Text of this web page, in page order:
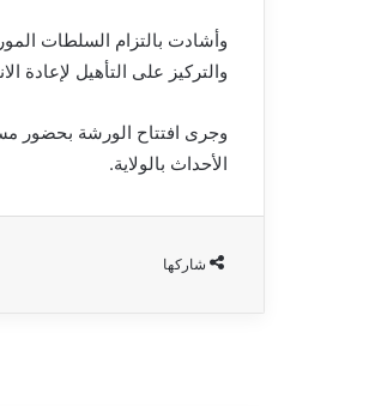
وأشادت بالتزام السلطات
والتركيز على التأهيل لإعادة
وجرى افتتاح الورشة بحضور
الأحداث بالولاية.
شاركها